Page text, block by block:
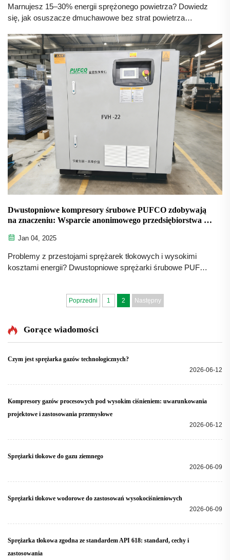
Marnujesz 15–30% energii sprężonego powietrza? Dowiedz
się, jak osuszacze dmuchawowe bez strat powietrza
wysokości 9825 USD rocznie. Uzyskaj zwrot inwestycji w
mniej niż 2 lata — poproś dziś o analizę modernizacji
dopasowaną do Twoich potrzeb.
Dwustopniowe kompresory śrubowe PUFCO zdobywają
na znaczeniu: Wsparcie anonimowego przedsiębiorstwa w
wysokoprężnych modeli tłokowych
Jan 04, 2025
Problemy z przestojami sprężarek tłokowych i wysokimi
kosztami energii? Dwustopniowe sprężarki śrubowe PUFCO
Poprzedni 1 2 Następny
Gorące wiadomości
Czym jest sprężarka gazów technologicznych?
2026-06-12
Kompresory gazów procesowych pod wysokim ciśnieniem: uwarunkowania
projektowe i zastosowania przemysłowe
2026-06-12
Sprężarki tłokowe do gazu ziemnego
2026-06-09
Sprężarki tłokowe wodorowe do zastosowań wysokociśnieniowych
2026-06-09
Sprężarka tłokowa zgodna ze standardem API 618: standard, cechy i
zastosowania